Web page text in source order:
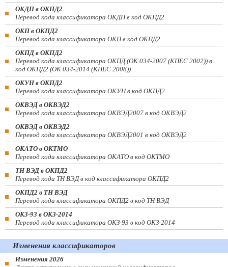
ОКДП в ОКПД2
Перевод кода классификатора ОКДП в код ОКПД2
ОКП в ОКПД2
Перевод кода классификатора ОКП в код ОКПД2
ОКПД в ОКПД2
Перевод кода классификатора ОКПД (ОК 034-2007 (КПЕС 2002)) в
код ОКПД2 (ОК 034-2014 (КПЕС 2008))
ОКУН в ОКПД2
Перевод кода классификатора ОКУН в код ОКПД2
ОКВЭД в ОКВЭД2
Перевод кода классификатора ОКВЭД2007 в код ОКВЭД2
ОКВЭД в ОКВЭД2
Перевод кода классификатора ОКВЭД2001 в код ОКВЭД2
ОКАТО в ОКТМО
Перевод кода классификатора ОКАТО в код ОКТМО
ТН ВЭД в ОКПД2
Перевод кода ТН ВЭД в код классификатора ОКПД2
ОКПД2 в ТН ВЭД
Перевод кода классификатора ОКПД2 в код ТН ВЭД
ОКЗ-93 в ОКЗ-2014
Перевод кода классификатора ОКЗ-93 в код ОКЗ-2014
Изменения классификаторов
Изменения 2026